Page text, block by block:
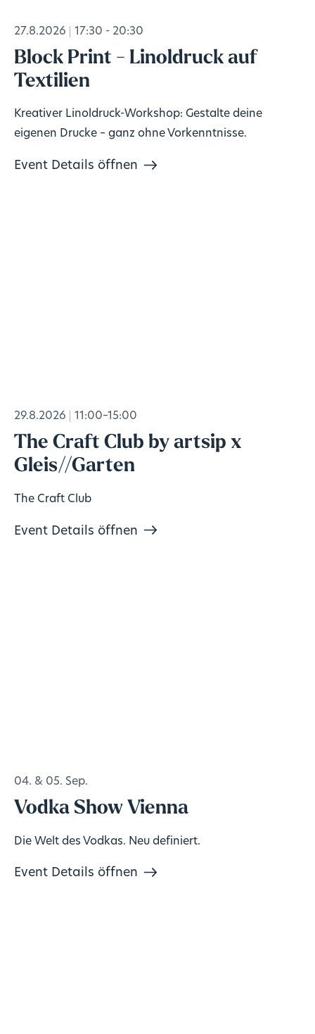
27.8.2026 17:30 - 20:30
Block Print - Linoldruck auf
Textilien
Kreativer Linoldruck-Workshop: Gestalte deine
eigenen Drucke – ganz ohne Vorkenntnisse.
Event Details öffnen
29.8.2026 11:00–15:00
The Craft Club by artsip x
Gleis//Garten
The Craft Club
Event Details öffnen
04. & 05. Sep.
Vodka Show Vienna
Die Welt des Vodkas. Neu definiert.
Event Details öffnen